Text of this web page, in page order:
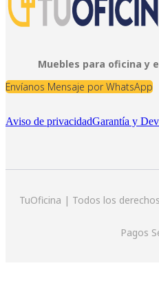
Muebles para oficina y
Envíanos Mensaje por WhatsApp
Aviso de privacidadGarantía y
TuOficina | Todos los
Pagos